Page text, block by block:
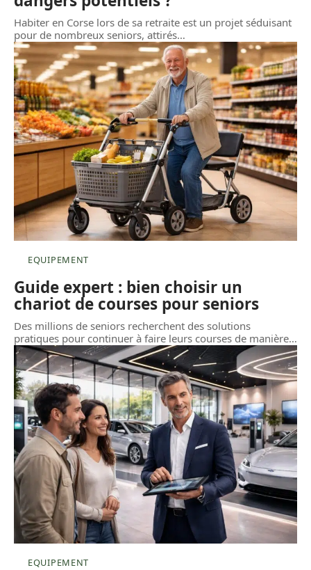
Habiter en Corse lors de sa retraite est un projet séduisant
pour de nombreux seniors, attirés…
EQUIPEMENT
Guide expert : bien choisir un
chariot de courses pour seniors
Des millions de seniors recherchent des solutions
pratiques pour continuer à faire leurs courses de manière…
EQUIPEMENT